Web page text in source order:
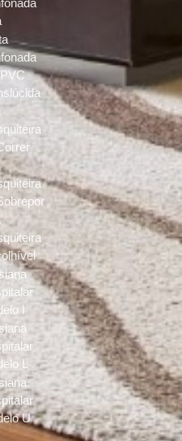
I
L
U